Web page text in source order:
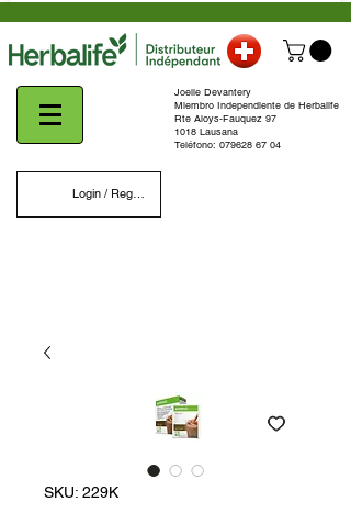
Login / Register
Joelle Devantery
Miembro Independiente de Herbalife
Rte Aloys-Fauquez 97
1018 Lausana
Teléfono: 079628 67 04
SKU: 229K